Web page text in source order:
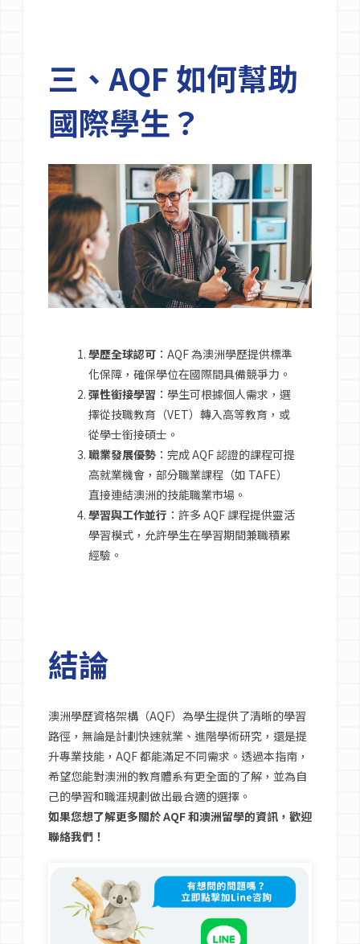
三、AQF 如何幫助
國際學生？
學歷全球認可 ：AQF 為澳洲學歷提供標準
化保障，確保學位在國際間具備競爭力。
彈性銜接學習 ：學生可根據個人需求，選
擇從技職教育（VET）轉入高等教育，或
從學士銜接碩士。
職業發展優勢 ：完成 AQF 認證的課程可提
高就業機會，部分職業課程（如 TAFE）
直接連結澳洲的技能職業市場。
學習與工作並行 ：許多 AQF 課程提供靈活
學習模式，允許學生在學習期間兼職積累
經驗。
結論
澳洲學歷資格架構（AQF）為學生提供了清晰的學習
路徑，無論是計劃快速就業、進階學術研究，還是提
升專業技能，AQF 都能滿足不同需求。透過本指南，
希望您能對澳洲的教育體系有更全面的了解，並為自
己的學習和職涯規劃做出最合適的選擇。
如果您想了解更多關於 AQF 和澳洲留學的資訊，歡迎
聯絡我們！